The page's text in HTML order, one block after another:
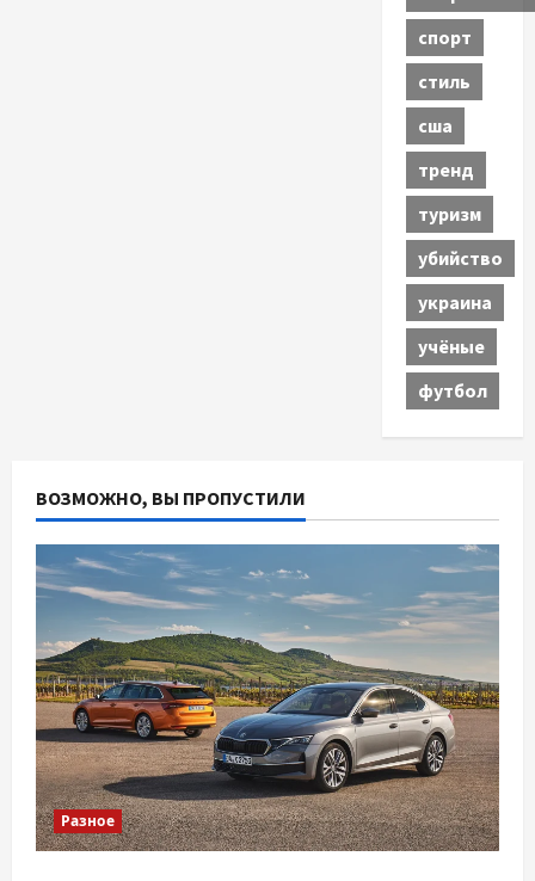
спорт
стиль
сша
тренд
туризм
убийство
украина
учёные
футбол
ВОЗМОЖНО, ВЫ ПРОПУСТИЛИ
Разное